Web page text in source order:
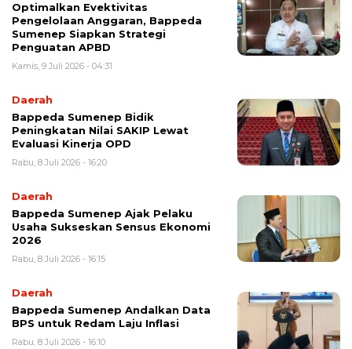
Optimalkan Evektivitas
Pengelolaan Anggaran, Bappeda
Sumenep Siapkan Strategi
Penguatan APBD
Kamis, 9 Juli 2026 - 04:31
Daerah
Bappeda Sumenep Bidik
Peningkatan Nilai SAKIP Lewat
Evaluasi Kinerja OPD
Rabu, 8 Juli 2026 - 16:20
Daerah
Bappeda Sumenep Ajak Pelaku
Usaha Sukseskan Sensus Ekonomi
2026
Rabu, 8 Juli 2026 - 16:15
Daerah
Bappeda Sumenep Andalkan Data
BPS untuk Redam Laju Inflasi
Rabu, 8 Juli 2026 - 16:10